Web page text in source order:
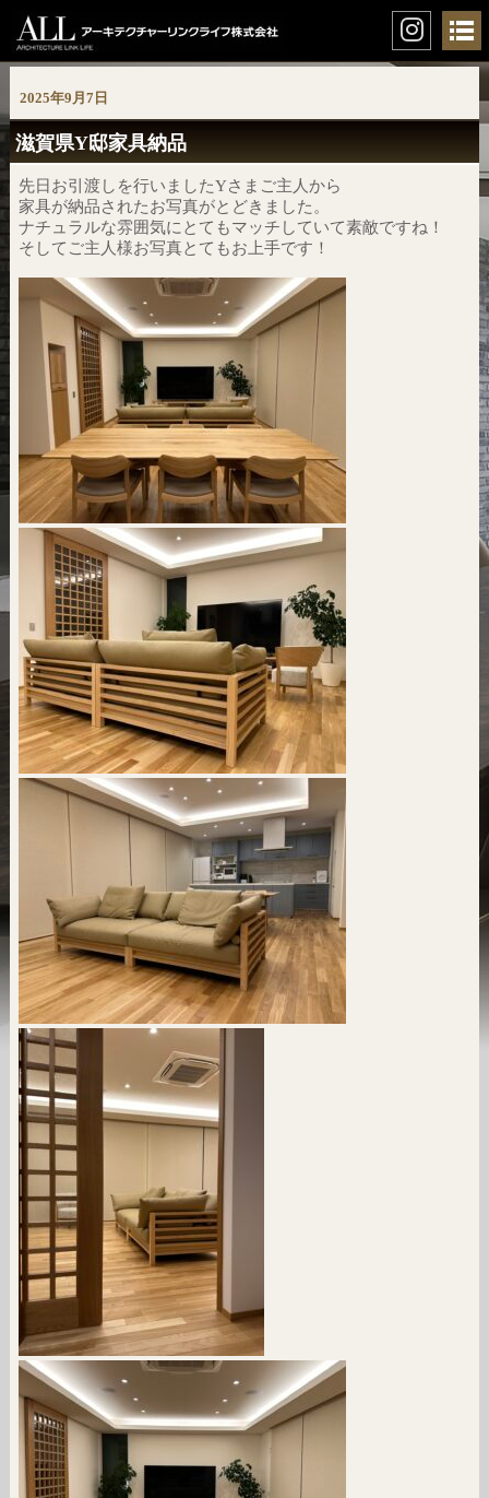
2025年9月7日
滋賀県Y邸家具納品
先日お引渡しを行いましたYさまご主人から
家具が納品されたお写真がとどきました。
ナチュラルな雰囲気にとてもマッチしていて素敵ですね！
そしてご主人様お写真とてもお上手です！